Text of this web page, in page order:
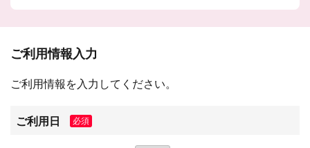
ご利用情報入力
ご利用情報を入力してください。
ご利用日 必須